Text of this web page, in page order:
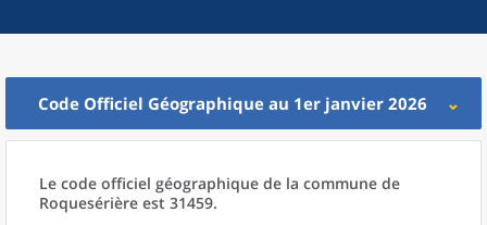
Code Officiel Géographique au 1er janvier 2026
Le code officiel géographique de la commune de
Roquesérière est 31459.